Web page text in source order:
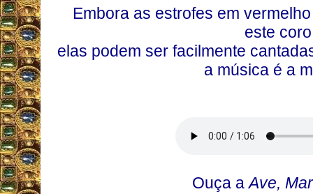
Embora as estrofes em
este
elas podem ser facilmente
a música é a
Ouça aAve,